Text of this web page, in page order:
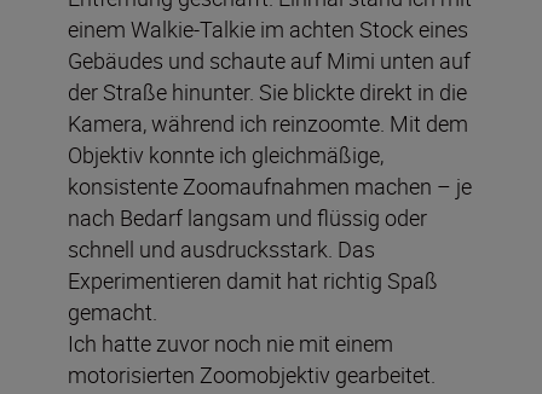
einem Walkie-Talkie im achten Stock eines
Gebäudes und schaute auf Mimi unten auf
der Straße hinunter. Sie blickte direkt in die
Kamera, während ich reinzoomte. Mit dem
Objektiv konnte ich gleichmäßige,
konsistente Zoomaufnahmen machen – je
nach Bedarf langsam und flüssig oder
schnell und ausdrucksstark. Das
Experimentieren damit hat richtig Spaß
gemacht.
Ich hatte zuvor noch nie mit einem
motorisierten Zoomobjektiv gearbeitet.